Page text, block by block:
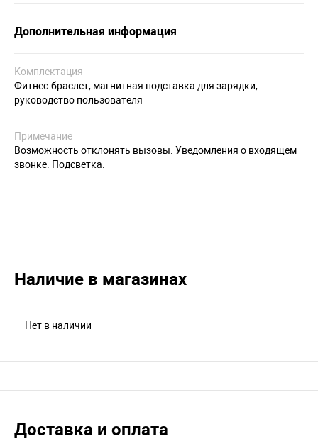
Дополнительная информация
Комплектация
Фитнес-браслет, магнитная подставка для зарядки,
руководство пользователя
Примечание
Возможность отклонять вызовы. Уведомления о входящем
звонке. Подсветка.
Наличие в магазинах
Нет в наличии
Доставка и оплата